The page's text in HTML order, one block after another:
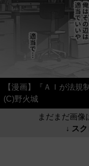
【漫画】『ＡＩが法
(C)野火城
まだまだ画像
↓ ス